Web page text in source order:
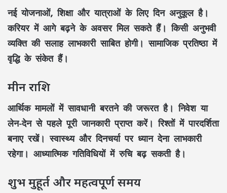
नई योजनाओं, शिक्षा और यात्राओं के लिए दिन अनुकूल है।
करियर में आगे बढ़ने के अवसर मिल सकते हैं। किसी अनुभवी
व्यक्ति की सलाह लाभकारी साबित होगी। सामाजिक प्रतिष्ठा में
वृद्धि के संकेत हैं।
मीन राशि
आर्थिक मामलों में सावधानी बरतने की जरूरत है। निवेश या
लेन-देन से पहले पूरी जानकारी प्राप्त करें। रिश्तों में पारदर्शिता
बनाए रखें। स्वास्थ्य और दिनचर्या पर ध्यान देना लाभकारी
रहेगा। आध्यात्मिक गतिविधियों में रुचि बढ़ सकती है।
शुभ मुहूर्त और महत्वपूर्ण समय